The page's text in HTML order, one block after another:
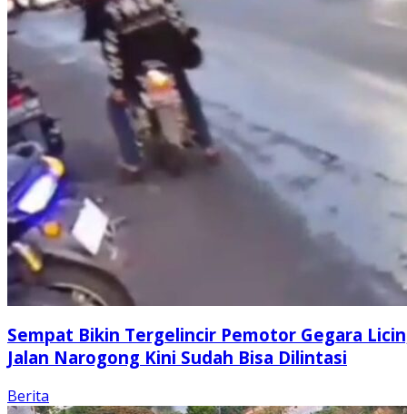
Sempat Bikin Tergelincir Pemotor Gegara
Jalan Narogong Kini Sudah Bisa Dilintasi
Berita